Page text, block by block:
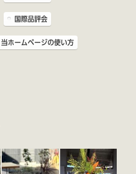
国際品評会
当ホームページの使い方